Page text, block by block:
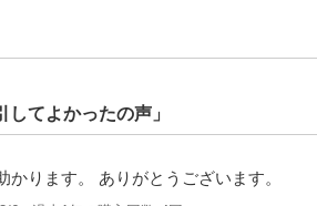
てよかったの声」
ります。 ありがとうございます。